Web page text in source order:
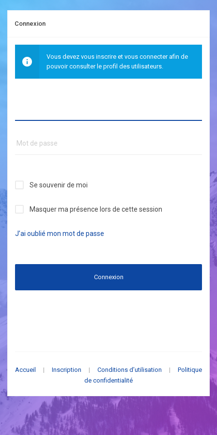
Connexion
Vous devez vous inscrire et vous connecter afin de
pouvoir consulter le profil des utilisateurs.
Se souvenir de moi
Masquer ma présence lors de cette session
J’ai oublié mon mot de passe
Connexion
Accueil | Inscription | Conditions d’utilisation |
Politique
de confidentialité